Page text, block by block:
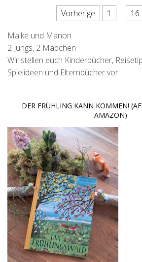
Vorherige 1 … 16
Maike und Manon
2 Jungs, 2 Mädchen
Wir stellen euch Kinderbücher,
Spielideen und Elternbücher vor.
DER FRÜHLING KANN KOMMEN!
AMAZON)